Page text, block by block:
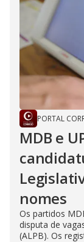
PORTAL
MDB e
nomes
Os partidos
disputa de
(ALPB). Os